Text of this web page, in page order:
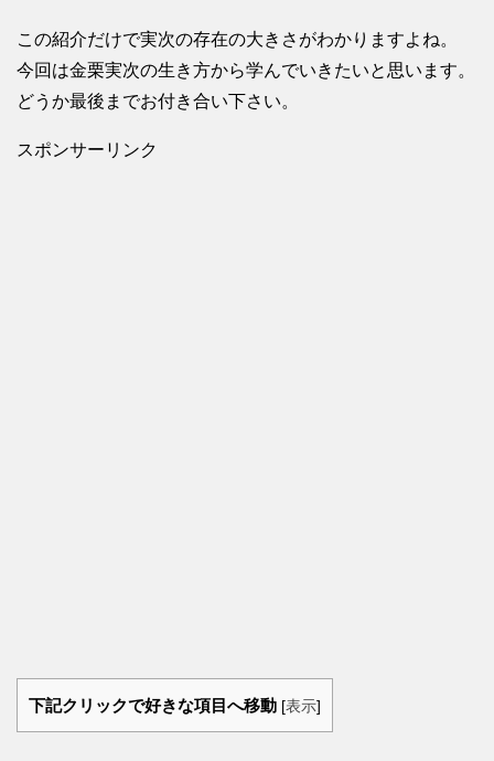
この紹介だけで実次の存在の大きさがわかりますよね。
今回は金栗実次の生き方から学んでいきたいと思います。
どうか最後までお付き合い下さい。
スポンサーリンク
下記クリックで好きな項目へ移動 [表示]